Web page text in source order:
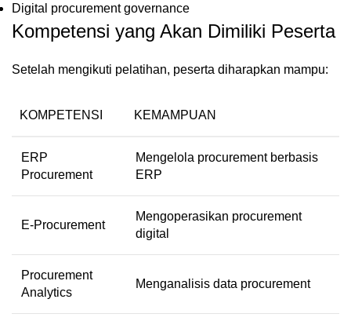
Digital procurement governance
Kompetensi yang Akan Dimiliki Peserta
Setelah mengikuti pelatihan, peserta diharapkan mampu:
KOMPETENSI KEMAMPUAN
ERP
Procurement
Mengelola procurement berbasis
ERP
E-Procurement
Mengoperasikan procurement
digital
Procurement
Analytics
Menganalisis data procurement